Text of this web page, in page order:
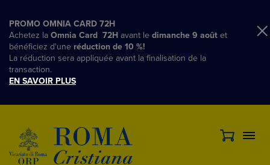
PROMO OMNIA CARD 72H
Achetez la Omnia Card 72H avant le dimanche 9 août et
bénéficiez d'une réduction de 10 %!
La réduction sera appliquée avant la finalisation de la
transaction.
EN SAVOIR PLUS